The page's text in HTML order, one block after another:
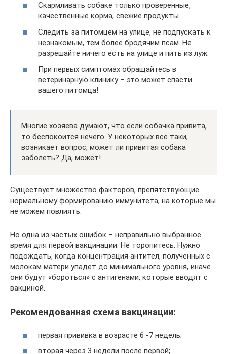
Скармливать собаке только проверенные,
качественные корма, свежие продукты.
Следить за питомцем на улице, не подпускать к
незнакомым, тем более бродячим псам. Не
разрешайте ничего есть на улице и пить из луж.
При первых симптомах обращайтесь в
ветеринарную клинику – это может спасти
вашего питомца!
Многие хозяева думают, что если собачка привита,
то беспокоится нечего. У некоторых всё таки,
возникает вопрос, может ли привитая собака
заболеть? Да, может!
Существует множество факторов, препятствующие
нормальному формированию иммунитета, на которые мы
не можем повлиять.
Но одна из частых ошибок – неправильно выбранное
время для первой вакцинации. Не торопитесь. Нужно
подождать, когда концентрация антител, полученных с
молокам матери упадёт до минимального уровня, иначе
они будут «бороться» с антигенами, которые вводят с
вакциной.
Рекомендованная схема вакцинации:
первая прививка в возрасте 6 -7 недель;
вторая через 3 недели после первой;